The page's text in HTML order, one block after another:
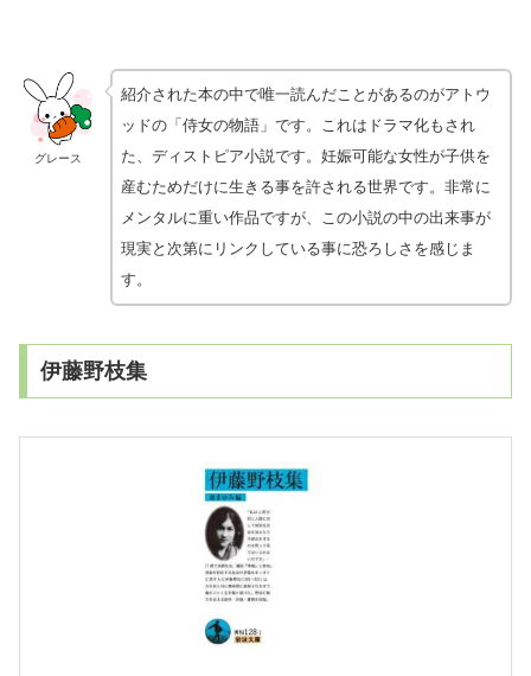
グレース
紹介された本の中で唯一読んだことがあるのがアトウ
ッドの「侍女の物語」です。これはドラマ化もされ
た、ディストピア小説です。妊娠可能な女性が子供を
産むためだけに生きる事を許される世界です。非常に
メンタルに重い作品ですが、この小説の中の出来事が
現実と次第にリンクしている事に恐ろしさを感じま
す。
伊藤野枝集